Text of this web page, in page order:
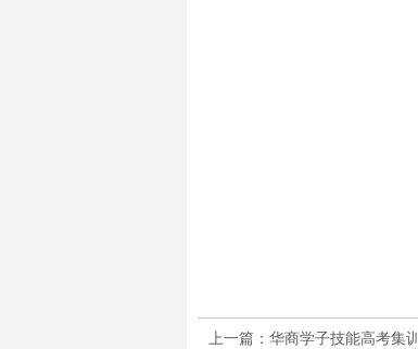
上一篇：华商学子技能高考集训